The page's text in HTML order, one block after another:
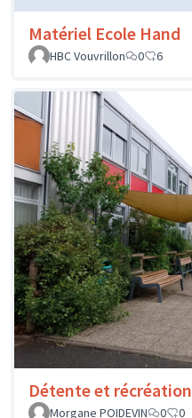
Matériel Ecole Hand
HBC Vouvrillon
0 6
Détente et récréation
Morgane POIDEVIN
0 0